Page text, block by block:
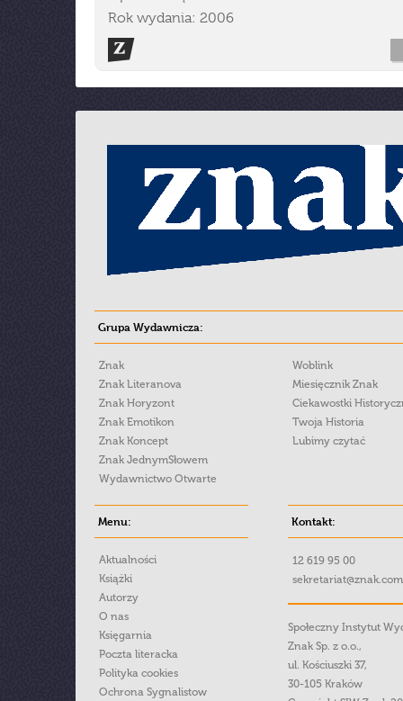
Rok wydania: 2006
Grupa Wydawnicza:
Znak
Znak Literanova
Znak Horyzont
Znak Emotikon
Znak Koncept
Znak JednymSłowem
Wydawnictwo Otwarte
Woblink
Miesięcznik Znak
Ciekawostki
Twoja Historia
Lubimy czytać
Menu:
Aktualności
Książki
Autorzy
O nas
Księgarnia
Poczta literacka
Polityka cookies
Ochrona Sygnalistow
Kontakt:
12 619 95 00
Społeczny Instytut
Znak Sp. z o.o.,
ul. Kościuszki 37,
30-105 Kraków